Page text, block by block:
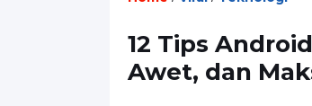
12 Tips
Awet, dan